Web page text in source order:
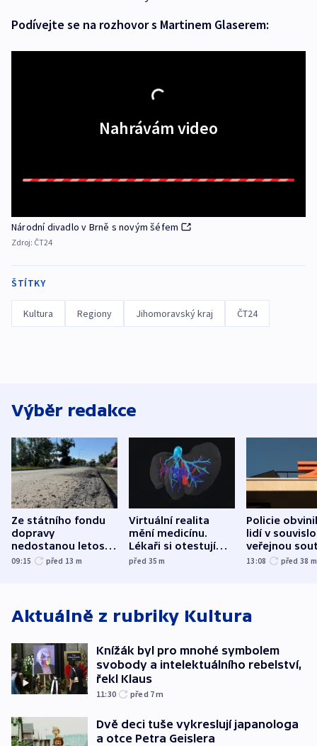
Podívejte se na rozhovor s Martinem Glaserem:
Nahrávám video
Národní divadlo v Brně s novým šéfem
Zdroj: ČT24
ŠTÍTKY
Kultura Regiony Jihomoravský kraj ČT24
Výběr redakce
Ze státního fondu
dopravy
nedostanou letos
kraje na silnice ani
09:15 před 13 m
Virtuální realita
mění medicínu.
Lékaři si otestují
každý řez, říká
před 35m
Policie
lidí v
veřejnou
Správy
13:08 před 38 m
Aktuálně z rubriky Kultura
Knížák byl pro mnohé symbolem
svobody a intelektuálního rebelství,
řekl Klaus
11:30 před 7m
Dvě deci tuše vykreslují japanologa
a otce Petra Geislera